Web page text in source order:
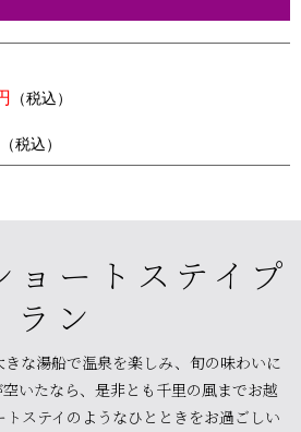
（税込）
（税込）
ョートステイプ
ラン
な湯船で温泉を楽しみ、旬の味わいに
いたなら、 是非とも千里の風までお越
ステイのようなひとときをお過ごしい